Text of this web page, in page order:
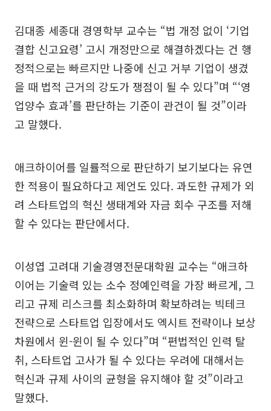
김대종 세종대 경영학부 교수는 “법 개정 없이 ‘기업
결합 신고요령’ 고시 개정만으로 해결하겠다는 건 행
정적으로는 빠르지만 나중에 신고 거부 기업이 생겼
을 때 법적 근거의 강도가 쟁점이 될 수 있다”며 “‘영
업양수 효과’를 판단하는 기준이 관건이 될 것”이라
고 말했다.
애크하이어를 일률적으로 판단하기 보기보다는 유연
한 적용이 필요하다고 제언도 있다. 과도한 규제가 외
려 스타트업의 혁신 생태계와 자금 회수 구조를 저해
할 수 있다는 판단에서다.
이성엽 고려대 기술경영전문대학원 교수는 “애크하
이어는 기술력 있는 소수 정예인력을 가장 빠르게, 그
리고 규제 리스크를 최소화하며 확보하려는 빅테크
전략으로 스타트업 입장에서도 엑시트 전략이나 보상
차원에서 윈-윈이 될 수 있다”며 “편법적인 인력 탈
취, 스타트업 고사가 될 수 있다는 우려에 대해서는
혁신과 규제 사이의 균형을 유지해야 할 것”이라고
말했다.